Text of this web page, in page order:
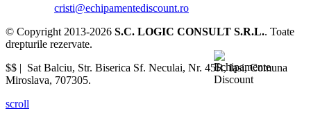
cristi@echipamentediscount.ro
© Copyright 2013-2026 S.C. LOGIC CONSULT S.R.L.. Toate
drepturile rezervate.
$$ | Sat Balciu, Str. Biserica Sf. Neculai, Nr. 45R,Iasi,Comuna
Miroslava, 707305.
scroll